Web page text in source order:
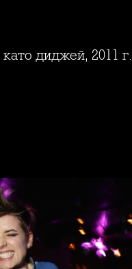
като диджей, 2011 г.